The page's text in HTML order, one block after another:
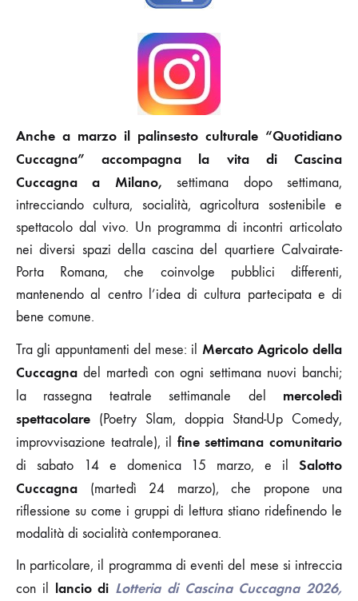
Anche a marzo il palinsesto culturale “Quotidiano
Cuccagna” accompagna la vita di Cascina
Cuccagna a Milano, settimana dopo settimana,
intrecciando cultura, socialità, agricoltura sostenibile e
spettacolo dal vivo. Un programma di incontri articolato
nei diversi spazi della cascina del quartiere Calvairate-
Porta Romana, che coinvolge pubblici differenti,
mantenendo al centro l’idea di cultura partecipata e di
bene comune.
Tra gli appuntamenti del mese: il Mercato Agricolo della
Cuccagna del martedì con ogni settimana nuovi banchi;
la rassegna teatrale settimanale del
mercoledì
spettacolare (Poetry Slam, doppia Stand-Up Comedy,
improvvisazione teatrale), il fine settimana comunitario
di sabato 14 e domenica 15 marzo, e il Salotto
Cuccagna (martedì 24 marzo), che propone una
riflessione su come i gruppi di lettura stiano ridefinendo le
modalità di socialità contemporanea.
In particolare, il programma di eventi del mese si intreccia
con il lancio di Lotteria di Cascina Cuccagna 2026,